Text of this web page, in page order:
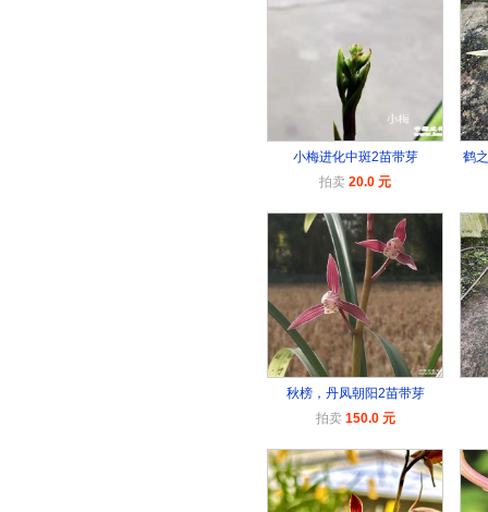
小梅进化中斑2苗带芽
拍卖 20.0 元
鹤
秋榜，丹凤朝阳2苗带芽
拍卖 150.0 元